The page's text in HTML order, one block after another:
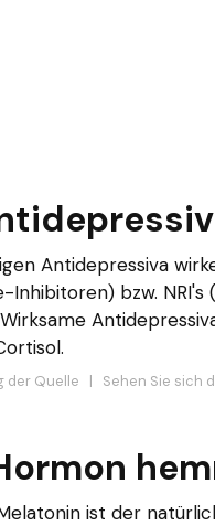
Antidepressiva
Inhibitoren) bzw.
der Quelle | Sehen Sie sich
ist der